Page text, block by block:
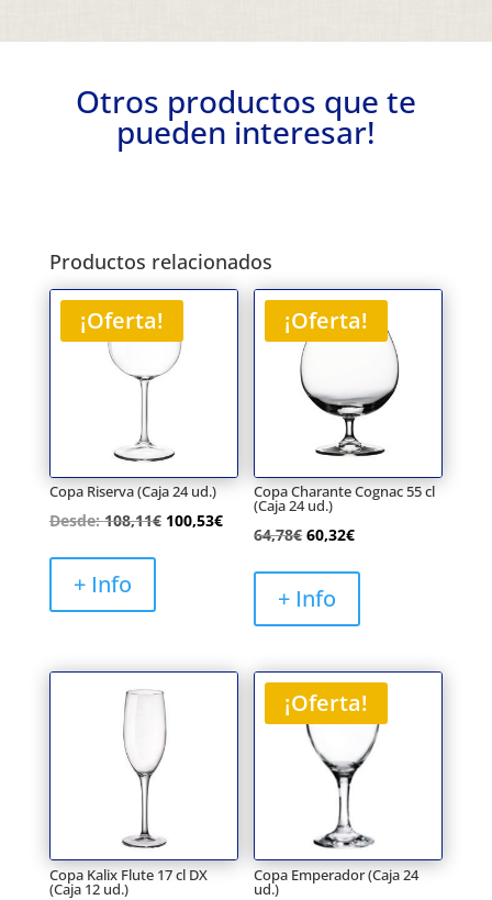
Otros productos que te
pueden interesar!
Productos relacionados
¡Oferta!
Copa Riserva (Caja 24 ud.)
Desde:108,11€ 100,53€
+ Info
¡Oferta!
Copa Charante Cognac 55 cl
(Caja 24 ud.)
64,78€ El
original
era:
60,32€El
es:
+ Info
Copa Kalix Flute 17 cl DX
(Caja 12 ud.)
¡Oferta!
Copa Emperador (Caja 24
ud.)